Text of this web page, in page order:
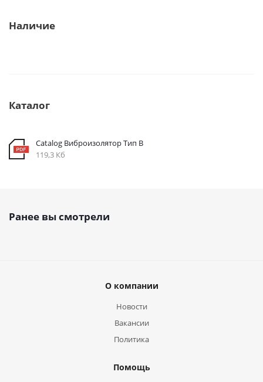
Наличие
Каталог
Catalog Виброизолятор Тип B
119,3 Кб
Ранее вы смотрели
О компании
Новости
Вакансии
Политика
Помощь